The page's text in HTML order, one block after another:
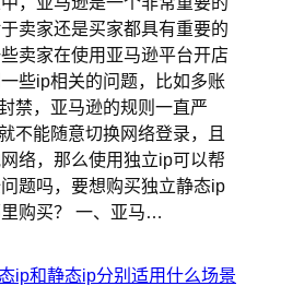
卖家还是买家都具有重要的
卖家在使用亚马逊平台开店
些ip相关的问题，比如多账
禁，亚马逊的规则一直严
不能随意切换网络登录，且
络，那么使用独立ip可以帮
题吗，要想购买独立静态ip
购买？ 一、亚马…